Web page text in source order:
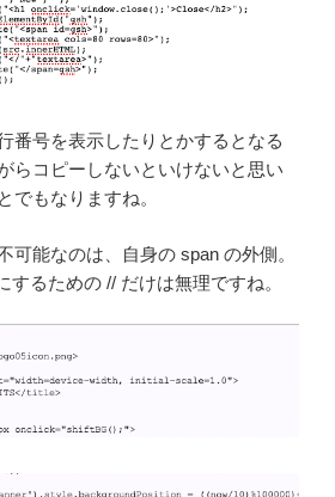
号を表示したりとかするとなる
らコピーしないといけないと思い
でもなりますね。
可能なのは、自身の span の外側。
するための // だけは無理ですね。